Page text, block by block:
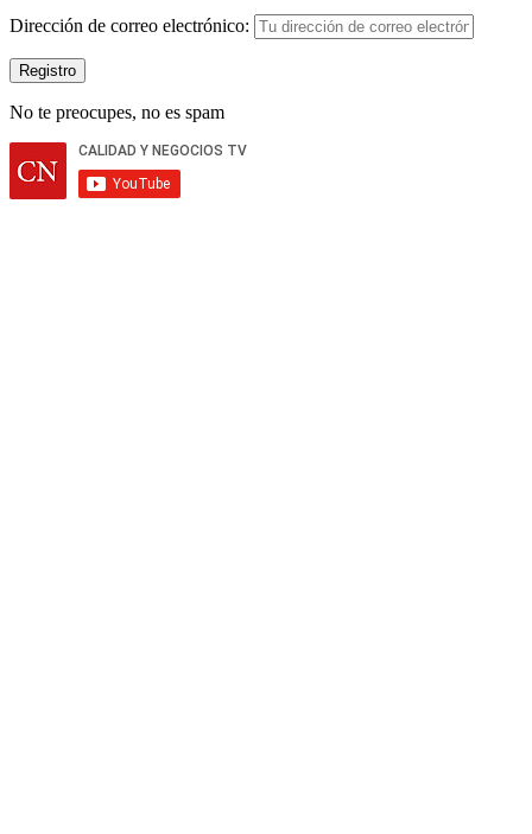
Dirección de correo electrónico:
No te preocupes, no es spam